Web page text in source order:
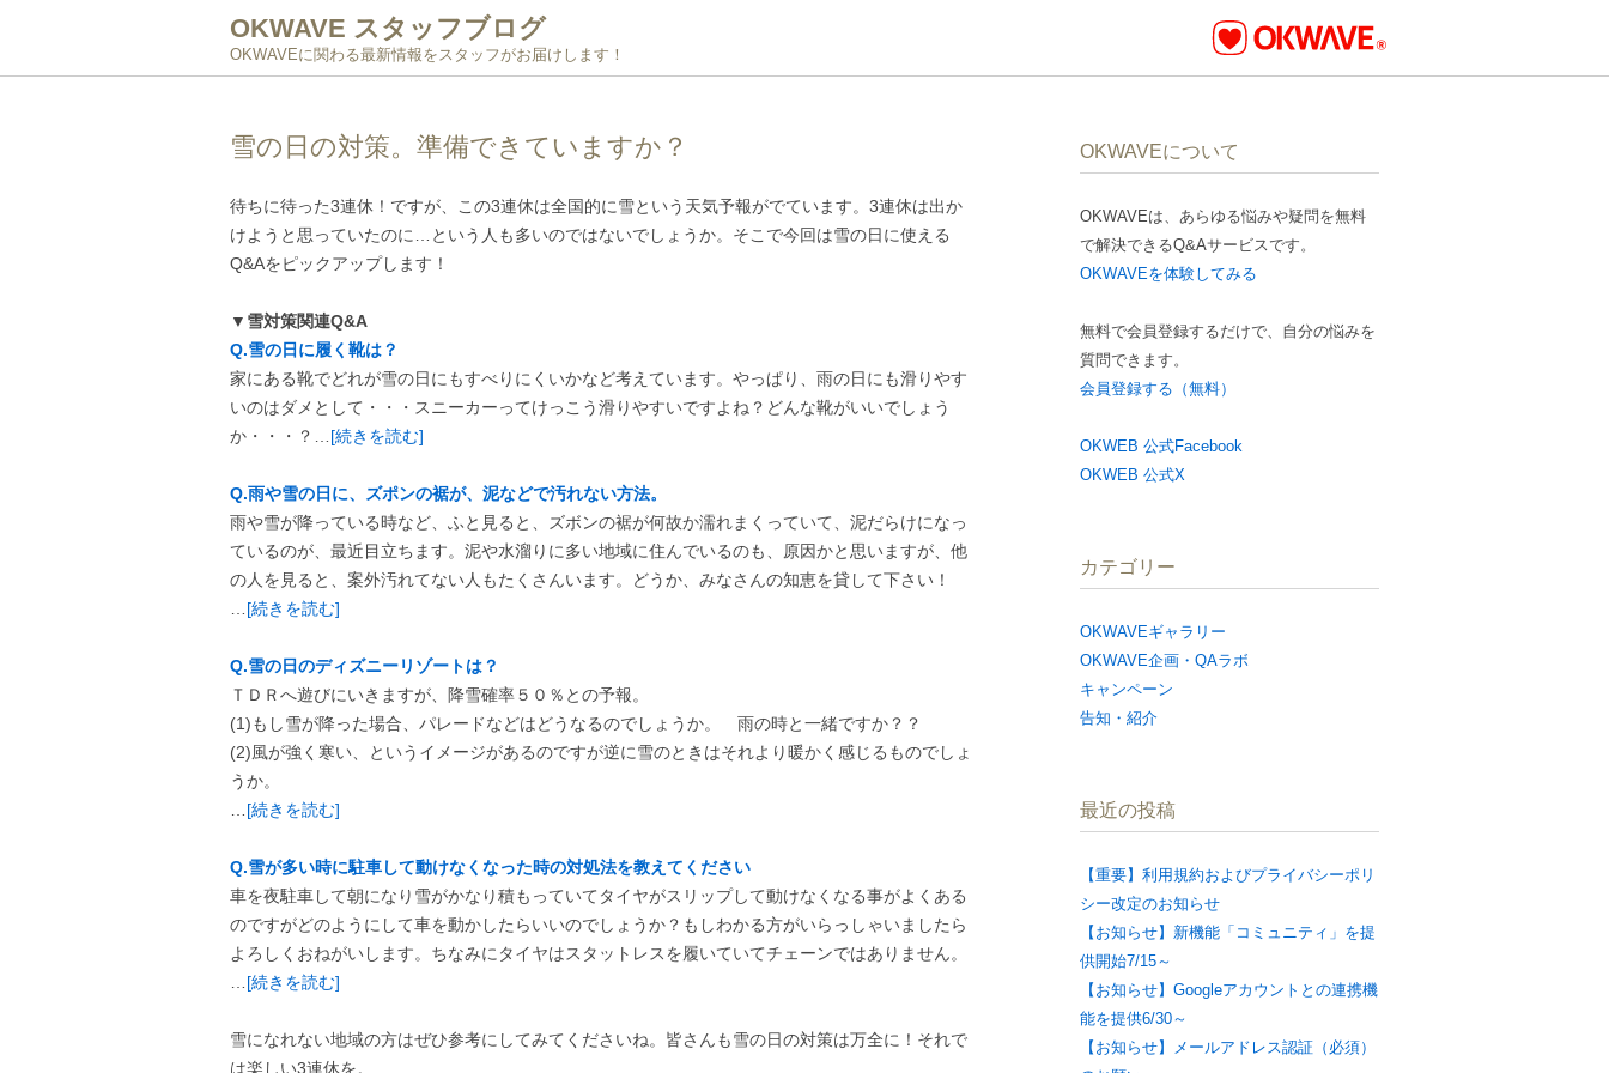
OKWAVE スタッフブログ
OKWAVEに関わる最新情報をスタッフがお届けします！
雪の日の対策。準備できていますか？
待ちに待った3連休！ですが、この3連休は全国的に雪という天気予報がでています。3連休は出か
けようと思っていたのに…という人も多いのではないでしょうか。そこで今回は雪の日に使える
Q&Aをピックアップします！
▼雪対策関連Q&A
Q.雪の日に履く靴は？
家にある靴でどれが雪の日にもすべりにくいかなど考えています。やっぱり、雨の日にも滑りやす
いのはダメとして・・・スニーカーってけっこう滑りやすいですよね？どんな靴がいいでしょう
か・・・？… [続きを読む]
Q.雨や雪の日に、ズポンの裾が、泥などで汚れない方法。
雨や雪が降っている時など、ふと見ると、ズボンの裾が何故か濡れまくっていて、泥だらけになっ
ているのが、最近目立ちます。泥や水溜りに多い地域に住んでいるのも、原因かと思いますが、他
の人を見ると、案外汚れてない人もたくさんいます。どうか、みなさんの知恵を貸して下さい！
[続きを読む]
Q.雪の日のディズニーリゾートは？
ＴＤＲへ遊びにいきますが、降雪確率５０％との予報。
(1)もし雪が降った場合、パレードなどはどうなるのでしょうか。 雨の時と一緒ですか？？
(2)風が強く寒い、というイメージがあるのですが逆に雪のときはそれより暖かく感じるものでしょ
うか。
[続きを読む]
Q.雪が多い時に駐車して動けなくなった時の対処法を教えてください
車を夜駐車して朝になり雪がかなり積もっていてタイヤがスリップして動けなくなる事がよくある
のですがどのようにして車を動かしたらいいのでしょうか？もしわかる方がいらっしゃいましたら
よろしくおねがいします。ちなみにタイヤはスタットレスを履いていてチェーンではありません。
[続きを読む]
雪になれない地域の方はぜひ参考にしてみてくださいね。皆さんも雪の日の対策は万全に！それで
は楽しい3連休を。
OKWAVEについて
OKWAVEは、あらゆる悩みや疑問を無料
で解決できるQ&Aサービスです。
OKWAVEを体験してみる
無料で会員登録するだけで、自分の悩みを
質問できます。
会員登録する（無料）
OKWEB 公式Facebook
OKWEB 公式X
カテゴリー
OKWAVEギャラリー
OKWAVE企画・QAラボ
キャンペーン
告知・紹介
最近の投稿
【重要】利用規約およびプライバシーポリ
シー改定のお知らせ
【お知らせ】新機能「コミュニティ」を提
供開始7/15～
【お知らせ】Googleアカウントとの連携機
能を提供6/30～
【お知らせ】メールアドレス認証（必須）